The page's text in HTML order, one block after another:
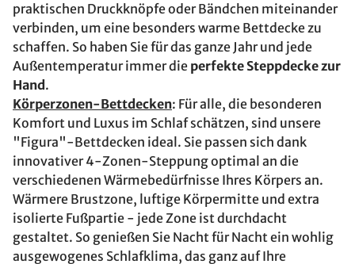
praktischen Druckknöpfe oder Bändchen miteinander
verbinden, um eine besonders warme Bettdecke zu
schaffen. So haben Sie für das ganze Jahr und jede
Außentemperatur immer die perfekte Steppdecke zur
Hand .
Körperzonen-Bettdecken: Für alle, die besonderen
Komfort und Luxus im Schlaf schätzen, sind unsere
"Figura"-Bettdecken ideal. Sie passen sich dank
innovativer 4-Zonen-Steppung optimal an die
verschiedenen Wärmebedürfnisse Ihres Körpers an.
Wärmere Brustzone, luftige Körpermitte und extra
isolierte Fußpartie - jede Zone ist durchdacht
gestaltet. So genießen Sie Nacht für Nacht ein wohlig
ausgewogenes Schlafklima, das ganz auf Ihre